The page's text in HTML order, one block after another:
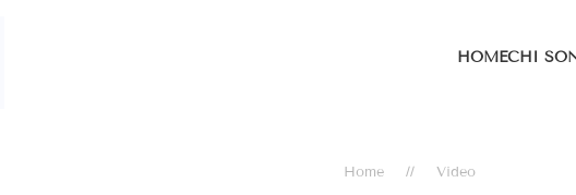
HOMECHI
Home Video